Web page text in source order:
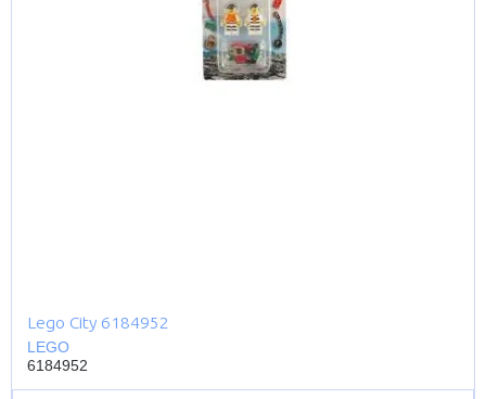
Lego City 6184952
LEGO
6184952